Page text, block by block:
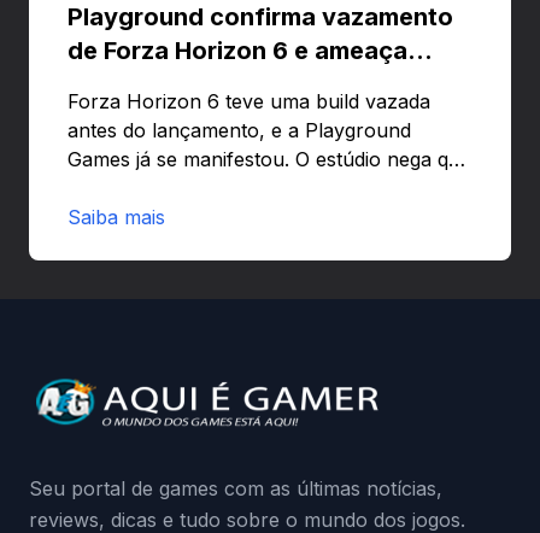
Playground confirma vazamento
de Forza Horizon 6 e ameaça
Forza Horizon 6 teve uma build vazada
antes do lançamento, e a Playground
Games já se manifestou. O estúdio nega que
preload e avisa que quem usar versões não
da Playground: negação do preload,
medidas contra acessos não autorizados
Saiba mais
Seu portal de games com as últimas notícias,
reviews, dicas e tudo sobre o mundo dos jogos.